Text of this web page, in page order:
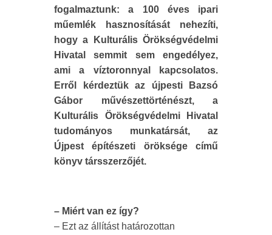
fogalmaztunk: a 100 éves ipari
műemlék hasznosítását nehezíti,
hogy a Kulturális Örökségvédelmi
Hivatal semmit sem engedélyez,
ami a víztoronnyal kapcsolatos.
Erről kérdeztük az újpesti Bazsó
Gábor művészettörténészt, a
Kulturális Örökségvédelmi Hivatal
tudományos munkatársát, az
Újpest építészeti öröksége című
könyv társszerzőjét.
– Miért van ez így?
– Ezt az állítást határozottan